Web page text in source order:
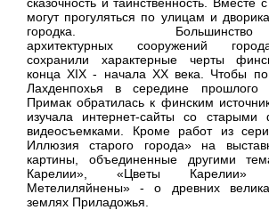
могут прогуляться по улицам и
городка. Большинство
архитектурных сооружений
сохранили характерные черты
конца XIX - начала ХХ века. Чтобы
Лахденпохья в середине прошлого
Примак обратилась к финским
изучала интернет-сайты со
видеосъемками. Кроме работ из
Иллюзия старого города» на
картины, объединенные другими
Карелии», «Цветы Карелии»
Метелиляйнены» - о древних
землях Приладожья.